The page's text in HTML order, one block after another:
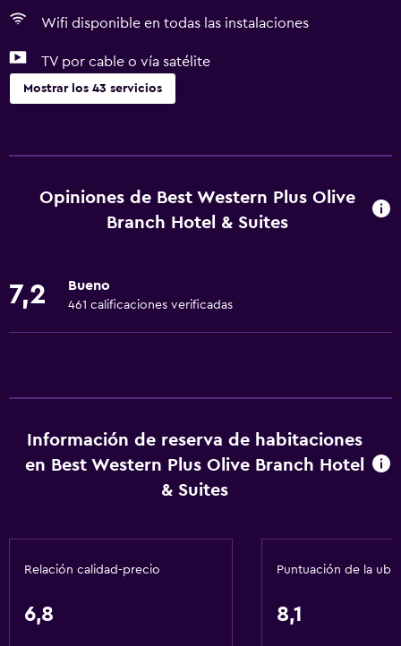
Wifi disponible en todas las instalaciones
TV por cable o vía satélite
Mostrar los 43 servicios
Centro de negocios
Servicio de despertador
Check-out exprés
Servicio de habitaciones
Recepción 24 horas
Wifi disponible en todas las instalaciones
Internet
Opiniones de Best Western Plus Olive
Branch Hotel & Suites
7,2 Bueno
461 calificaciones verificadas
Información de reserva de habitaciones
en Best Western Plus Olive Branch Hotel
& Suites
Relación calidad-precio
6,8
Puntuación de la
8,1